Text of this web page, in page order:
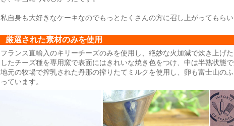
私自身も大好きなケーキなのでもっとたくさんの方に召し上がってもら
厳選された素材のみを使用
フランス直輸入のキリーチーズのみを使用し、絶妙な火加減で炊き上げ
したチーズ種を専用窯で表面にはきれいな焼き色をつけ、中は半熟状態
地元の牧場で搾乳された丹那の搾りたてミルクを使用し、卵も富士山の
っています。